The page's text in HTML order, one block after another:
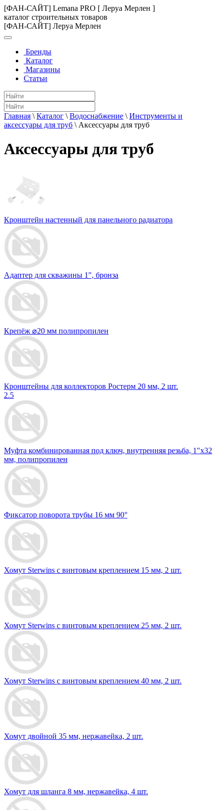
[ФАН-САЙТ] Lemana PRO [ Леруа Мерлен ]
каталог строительных товаров
[ФАН-САЙТ] Леруа Мерлен
Бренды
Каталог
Магазины
Статьи
Главная \ Каталог \ Водоснабжение \ Инструменты и
аксессуары для труб \ Аксессуары для труб
Аксессуары для труб
Кронштейн настенный для панельного радиатора
Адаптер для скважины 1", бронза
Крепёж ⌀20 мм полипропилен
Кронштейны для коллекторов Ростерм 20 мм, 2 шт.
2.5
Муфта комбинированная под ключ, внутренняя резьба, 1"х32
мм, полипропилен
Фиксатор поворота трубы 16 мм 90°
Хомут Sterwins с винтовым креплением 15 мм, 2 шт.
Хомут Sterwins с винтовым креплением 25 мм, 2 шт.
Хомут Sterwins с винтовым креплением 40 мм, 2 шт.
Хомут двойной 35 мм, нержавейка, 2 шт.
Хомут для шланга 8 мм, нержавейка, 4 шт.